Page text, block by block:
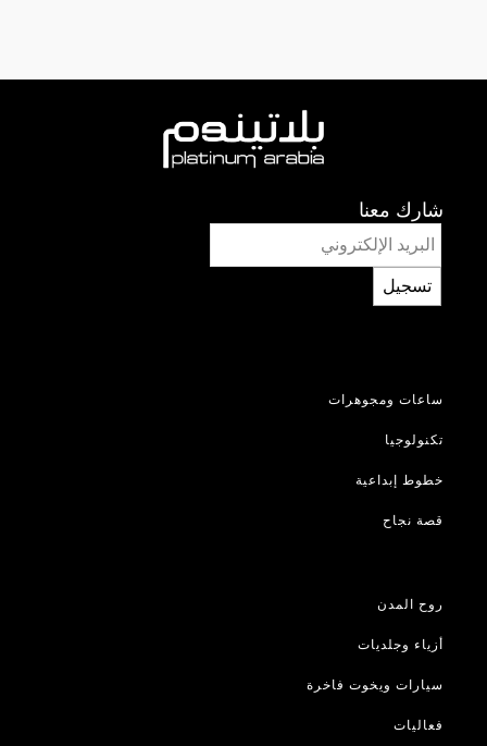
شارك معنا
تسجيل
ساعات ومجوهرات
تكنولوجيا
خطوط إبداعية
قصة نجاح
روح المدن
أزياء وجلديات
سيارات ويخوت فاخرة
فعاليات